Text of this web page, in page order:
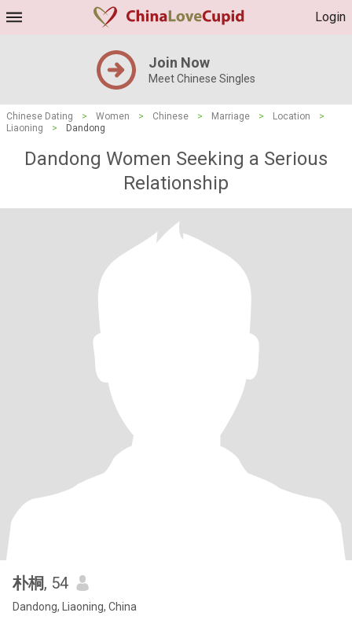
Login
Join Now
Meet Chinese Singles
Chinese Dating > Women > Chinese > Marriage > Location
>
Liaoning
> Dandong
Dandong Women Seeking a Serious
Relationship
朴桐, 54
Dandong, Liaoning, China